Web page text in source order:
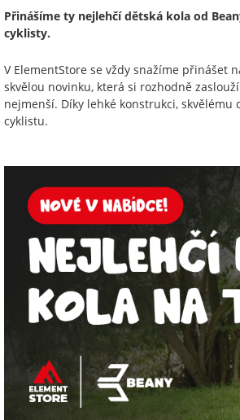
Přinášíme ty nejlehčí dětská kola od
cyklisty.
V ElementStore se vždy snažíme přinášet
skvělou novinku, která si rozhodně
nejmenší. Díky lehké konstrukci,
cyklistu.